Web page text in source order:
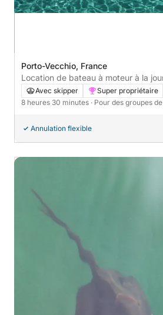
Porto-Vecchio, France
Location de bateau à moteur à la
Vecchio
Avec skipper Super propriétaire
8 heures 30 minutes · Pour des groupes
Annulation flexible